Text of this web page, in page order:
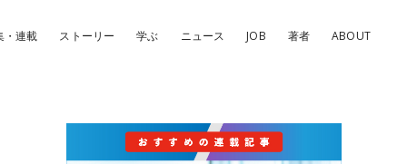
・連載 ストーリー 学ぶ ニュース JOB 著者 ABOUT